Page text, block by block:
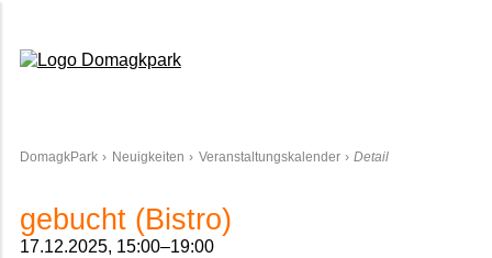
DomagkPark Neuigkeiten Veranstaltungskalender Detail
gebucht (Bistro)
17.12.2025, 15:00–19:00